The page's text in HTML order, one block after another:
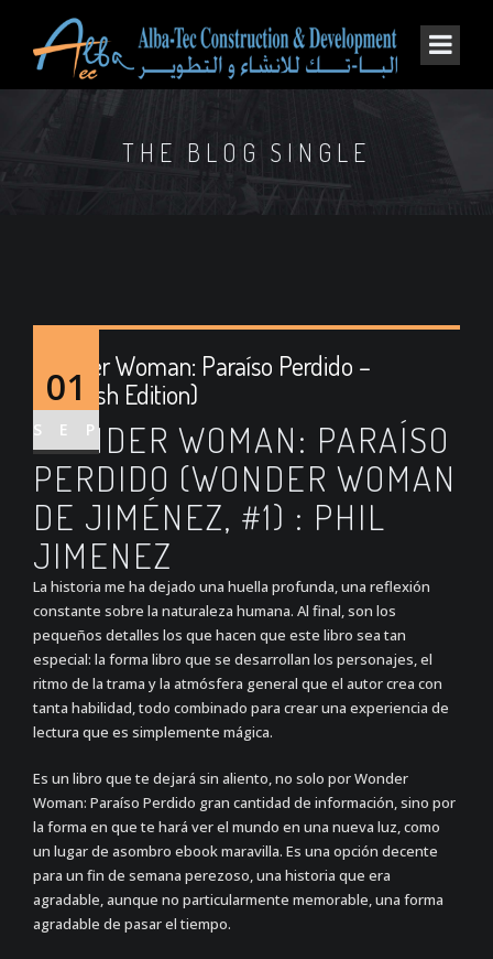
THE BLOG SINGLE
01
SEP
Wonder Woman: Paraíso Perdido –
(Spanish Edition)
WONDER WOMAN: PARAÍSO
PERDIDO (WONDER WOMAN
DE JIMÉNEZ, #1) : PHIL
JIMENEZ
La historia me ha dejado una huella profunda, una reflexión
constante sobre la naturaleza humana. Al final, son los
pequeños detalles los que hacen que este libro sea tan
especial: la forma libro que se desarrollan los personajes, el
ritmo de la trama y la atmósfera general que el autor crea con
tanta habilidad, todo combinado para crear una experiencia de
lectura que es simplemente mágica.
Es un libro que te dejará sin aliento, no solo por Wonder
Woman: Paraíso Perdido gran cantidad de información, sino por
la forma en que te hará ver el mundo en una nueva luz, como
un lugar de asombro ebook maravilla. Es una opción decente
para un fin de semana perezoso, una historia que era
agradable, aunque no particularmente memorable, una forma
agradable de pasar el tiempo.